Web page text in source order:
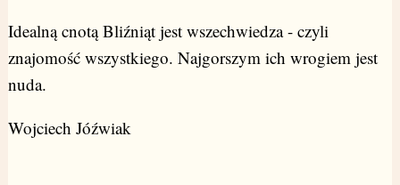
Idealną cnotą Bliźniąt jest wszechwiedza - czyli
znajomość wszystkiego. Najgorszym ich wrogiem jest
nuda.
Wojciech Jóźwiak